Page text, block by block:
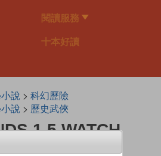
閱讀服務
十本好讀
說 > 科幻歷險
說 > 歷史武俠
1.5 WATCH